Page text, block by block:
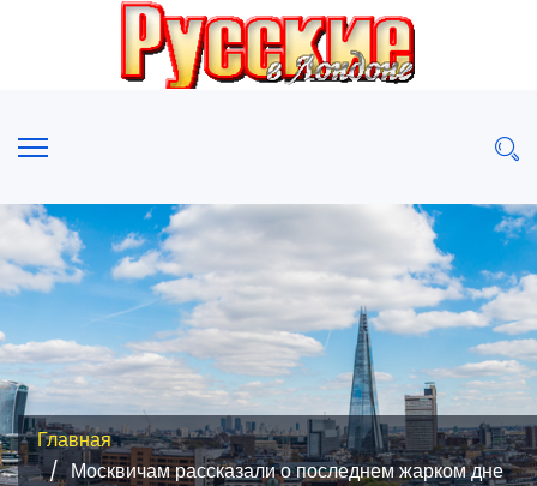
Главная
Москвичам рассказали о последнем жарком дне